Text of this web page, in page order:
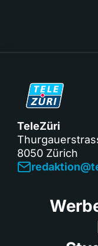
TeleZüri
8050 Zürich